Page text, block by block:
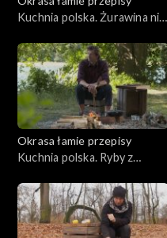
Kuchnia polska. Żurawina nie
Okrasa łamie przepisy
Kuchnia polska. Ryby z